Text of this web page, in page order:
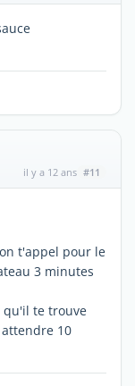
il y a 12 ans #11
t'appel pour le
3 minutes
te trouve
10